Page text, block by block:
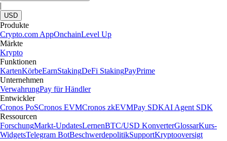
|
USD
Produkte
Crypto.com AppOnchainLevel Up
Märkte
Krypto
Funktionen
KartenKörbeEarnStakingDeFi StakingPayPrime
Unternehmen
VerwahrungPay für Händler
Entwickler
Cronos PoSCronos EVMCronos zkEVMPay SDKAI Agent SDK
Ressourcen
ForschungMarkt-UpdatesLernenBTC/USD KonverterGlossarKurs-
WidgetsTelegram BotBeschwerdepolitikSupportKryptooversigt